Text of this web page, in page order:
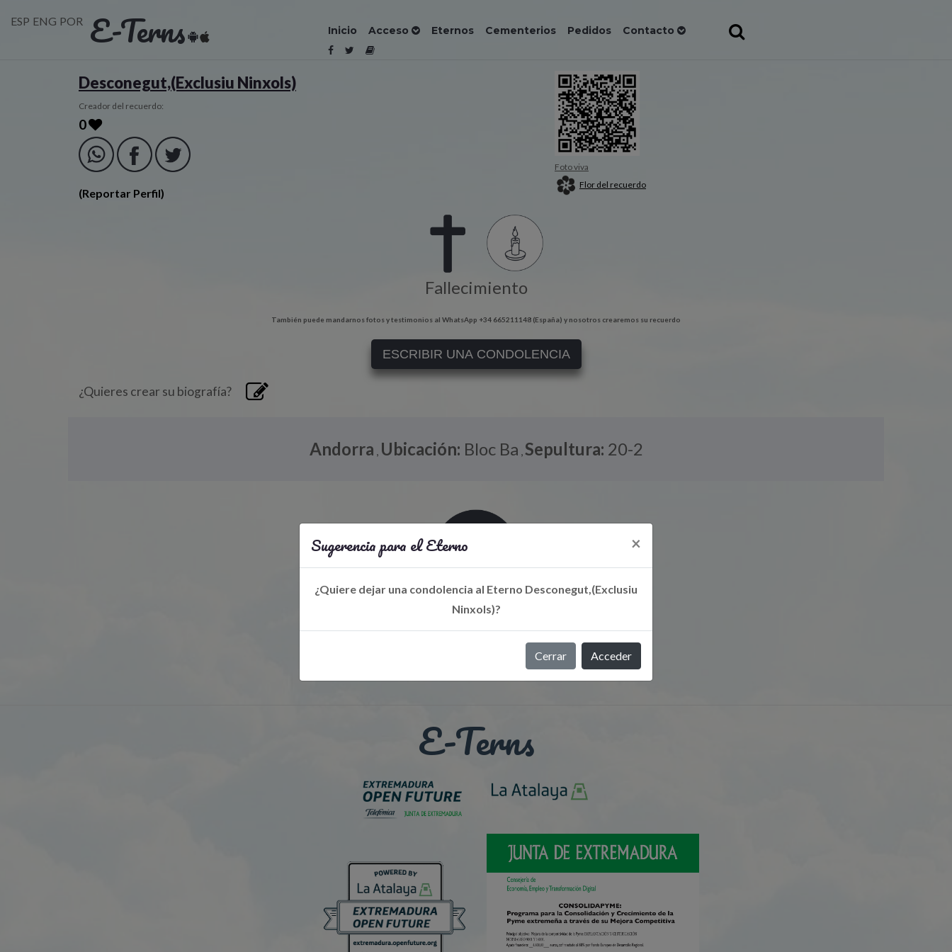
ESP ENG POR E-Terns Inicio Acceso Eternos Cementerios Pedidos Contacto
Desconegut,(Exclusiu Ninxols)
Creador del recuerdo:
0
(Reportar Perfil)
Foto viva
Flor del recuerdo
Fallecimiento
También puede mandarnos fotos y testimonios al WhatsApp +34 665211148 (España) y nosotros crearemos su recuerdo
ESCRIBIR UNA CONDOLENCIA
¿Quieres crear su biografía?
Andorra , Ubicación: Bloc Ba ,Sepultura: 20-2
Libro de Eterno
Sugerencia para el Eterno ×
¿Quiere dejar una condolencia al Eterno Desconegut,(Exclusiu
Ninxols)?
Cerrar Acceder
E-Terns